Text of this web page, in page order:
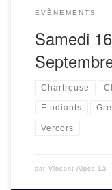
EVÈNEMENTS
Samedi
Chartreuse
Etudiants
Vercors
par Vincent Alpes Là